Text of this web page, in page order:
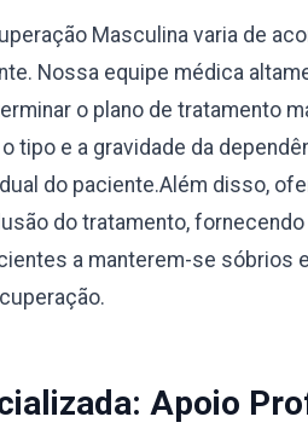
Masculina varia de
Nossa equipe médica
o plano de tratamento
tipo e a gravidade da
do paciente.Além disso,
do tratamento,
a manterem-se sóbrios
Apoio